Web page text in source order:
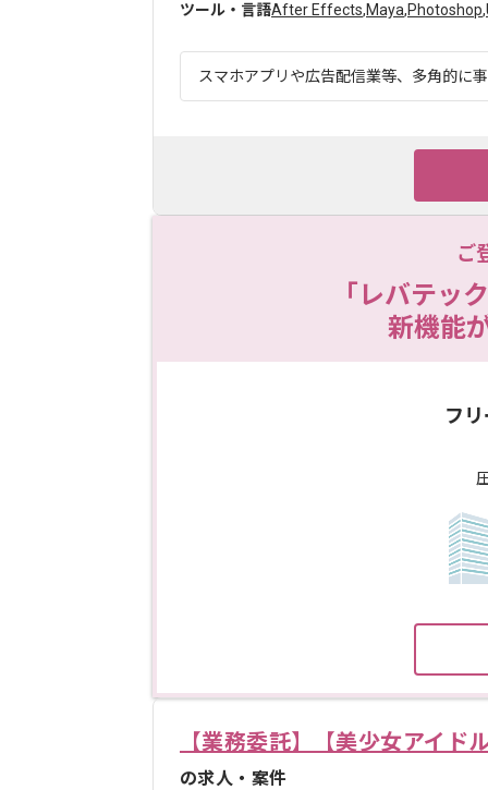
ツール・言語After Effects,Maya,Photoshop,
スマホアプリや広告配信業等、多角的に
ご
「レバテッ
新機能
フ
【業務委託】【美少女アイド
の求人・案件